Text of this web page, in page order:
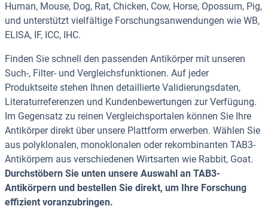
Human, Mouse, Dog, Rat, Chicken, Cow, Horse, Opossum, Pig,
und unterstützt vielfältige Forschungsanwendungen wie WB,
ELISA, IF, ICC, IHC.
Finden Sie schnell den passenden Antikörper mit unseren
Such-, Filter- und Vergleichsfunktionen. Auf jeder
Produktseite stehen Ihnen detaillierte Validierungsdaten,
Literaturreferenzen und Kundenbewertungen zur Verfügung.
Im Gegensatz zu reinen Vergleichsportalen können Sie Ihre
Antikörper direkt über unsere Plattform erwerben. Wählen Sie
aus polyklonalen, monoklonalen oder rekombinanten TAB3-
Antikörpern aus verschiedenen Wirtsarten wie Rabbit, Goat.
Durchstöbern Sie unten unsere Auswahl an TAB3-
Antikörpern und bestellen Sie direkt, um Ihre Forschung
effizient voranzubringen.